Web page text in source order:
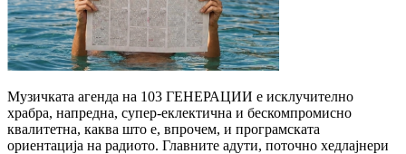
Музичката агенда на 103 ГЕНЕРАЦИИ е исклучително
храбра, напредна, супер-еклектична и бескомпромисно
квалитетна, каква што е, впрочем, и програмската
ориентација на радиото. Главните адути, поточно хедлајнери